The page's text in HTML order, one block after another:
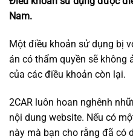
Nam.
Một điều khoản sử dụng bị
án có thẩm quyền sẽ không
của các điều khoản còn lại.
2CAR luôn hoan nghênh
nội dung website. Nếu có
này mà bạn cho rằng đã có